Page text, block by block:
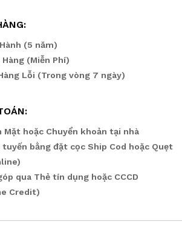
(5 năm)
(Miễn Phí)
Lỗi (Trong vòng 7 ngày)
Mặt hoặc Chuyển khoản tại nhà
bằng đặt cọc Ship Cod hoặc Quẹt
qua Thẻ tín dụng hoặc CCCD
Credit)